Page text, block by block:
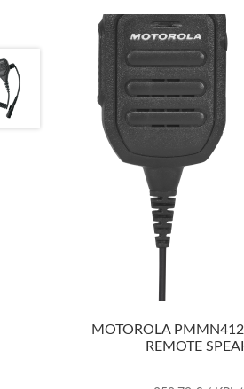
MOTOROLA
REMOTE